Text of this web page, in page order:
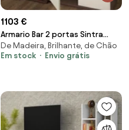
1103 €
Armario Bar 2 portas Sintra
Direito - Estrutura madeira
frente alto brilho
De Madeira, Brilhante, de Chão
Em stock
Envio grátis